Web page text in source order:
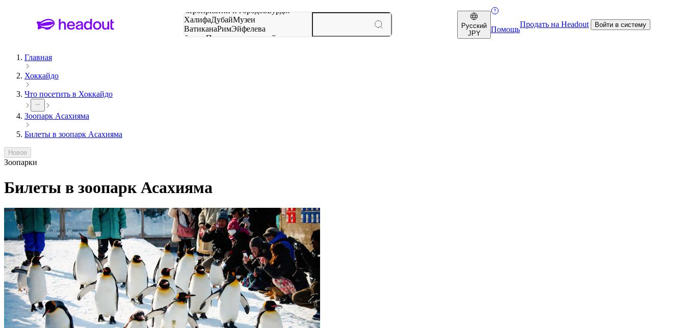
мероприятий и городовБурдж-
ХалифаДубайМузеи
ВатиканаРимЭйфелева
башняПарижмероприятий и
Русский
JPY
Помощь
Продать на Headout Войти в систему
Главная
Хоккайдо
Что посетить в Хоккайдо
Зоопарк Асахияма
Билеты в зоопарк Асахияма
Новое
Зоопарки
Билеты в зоопарк Асахияма